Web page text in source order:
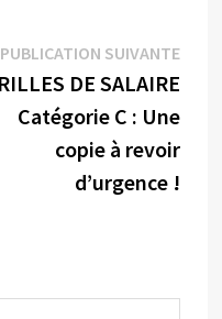
:
PUBLICATION SUIVANTE
DE SALAIRE
Catégorie C : Une
copie à revoir
d’urgence !